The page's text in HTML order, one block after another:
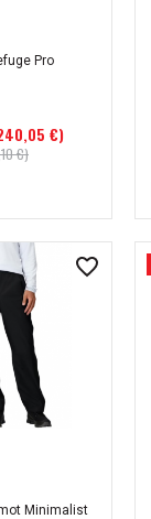
Pro
€)
€)
Minimalist